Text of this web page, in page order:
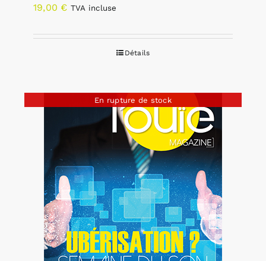
19,00 € TVA incluse
Détails
En rupture de stock